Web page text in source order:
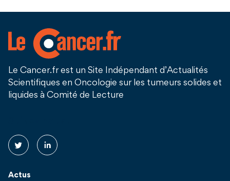
Le Cancer.fr est un Site Indépendant d’Actualités
Scientifiques en Oncologie sur les tumeurs solides et
liquides à Comité de Lecture
Actus